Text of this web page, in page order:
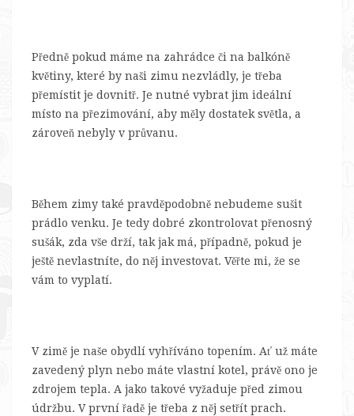
Předně pokud máme na zahrádce či na balkóně
květiny, které by naši zimu nezvládly, je třeba
přemístit je dovnitř. Je nutné vybrat jim ideální
místo na přezimování, aby měly dostatek světla, a
zároveň nebyly v průvanu.
Během zimy také pravděpodobně nebudeme sušit
prádlo venku. Je tedy dobré zkontrolovat přenosný
sušák, zda vše drží, tak jak má, případně, pokud je
ještě nevlastníte, do něj investovat. Věřte mi, že se
vám to vyplatí.
V zimě je naše obydlí vyhříváno topením. Ať už máte
zavedený plyn nebo máte vlastní kotel, právě ono je
zdrojem tepla. A jako takové vyžaduje před zimou
údržbu. V první řadě je třeba z něj setřít prach.